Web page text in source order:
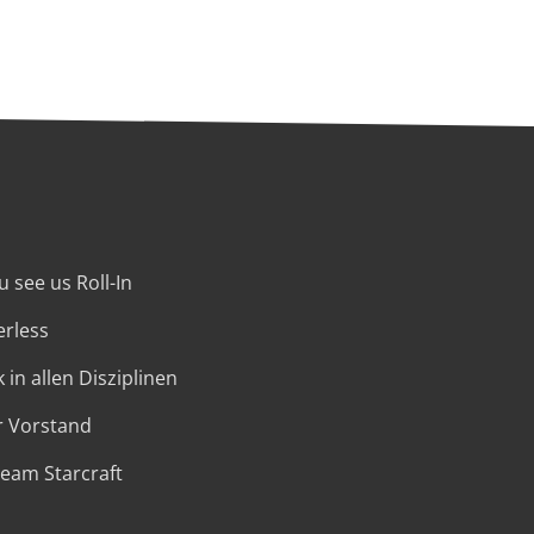
see us Roll-In
in allen Disziplinen
Vorstand
Starcraft